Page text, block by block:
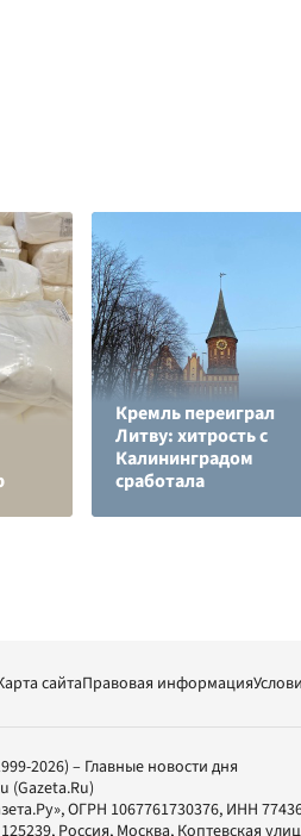
Кремль переиграл
Литву: хитрость с
Калининградом
сработала
сайтаПравовая информация
2026) – Главные новости дня
(Gazeta.Ru)
, ОГРН 1067761730376, ИНН
Россия, Москва, Коптевская